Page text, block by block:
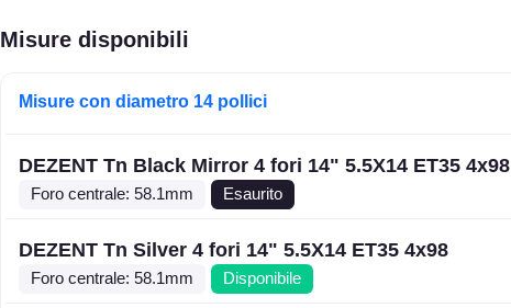
Misure disponibili
Misure con diametro 14 pollici
DEZENT Tn Black Mirror 4 fori 14" 5.5X14 ET35 4x98
Foro centrale: 58.1mm Esaurito
DEZENT Tn Silver 4 fori 14" 5.5X14 ET35 4x98
Foro centrale: 58.1mm Disponibile